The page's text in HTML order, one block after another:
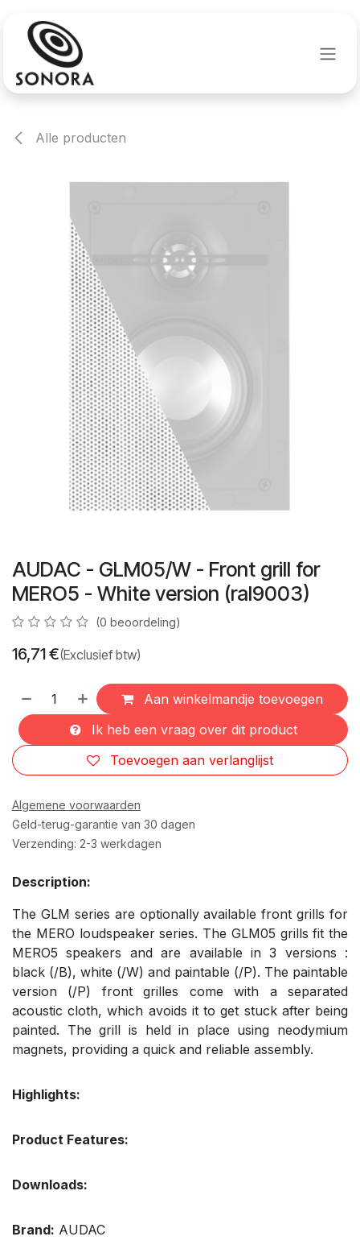
Alle producten
AUDAC - GLM05/W - Front grill for
MERO5 - White version (ral9003)
(0 beoordeling)
16,71€(Exclusief btw)
Aan winkelmandje toevoegen
Ik heb een vraag over dit product
Toevoegen aan verlanglijst
Algemene voorwaarden
Geld-terug-garantie van 30 dagen
Verzending: 2-3 werkdagen
Description:
The GLM series are optionally available front grills for
the MERO loudspeaker series. The GLM05 grills fit the
MERO5 speakers and are available in 3 versions :
black (/B), white (/W) and paintable (/P). The paintable
version (/P) front grilles come with a separated
acoustic cloth, which avoids it to get stuck after being
painted. The grill is held in place using neodymium
magnets, providing a quick and reliable assembly.
Highlights:
Product Features:
Downloads:
Brand: AUDAC